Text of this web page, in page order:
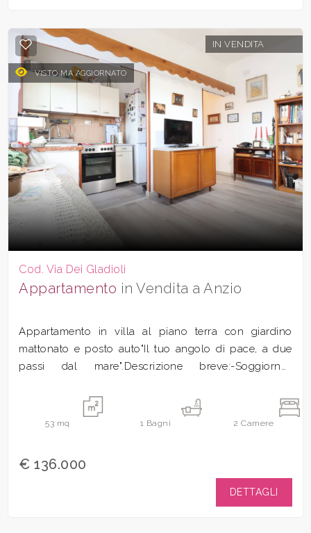
IN VENDITA
VISTO MA AGGIORNATO
Cod. Via Dei Gladioli
Appartamento in Vendita a Anzio
Appartamento in villa al piano terra con giardino
mattonato e posto auto"Il tuo angolo di pace, a due
passi dal mare".Descrizione breve:-Soggiorno-
53 mq 1 Bagni 2 Camere
€ 136.000
DETTAGLI